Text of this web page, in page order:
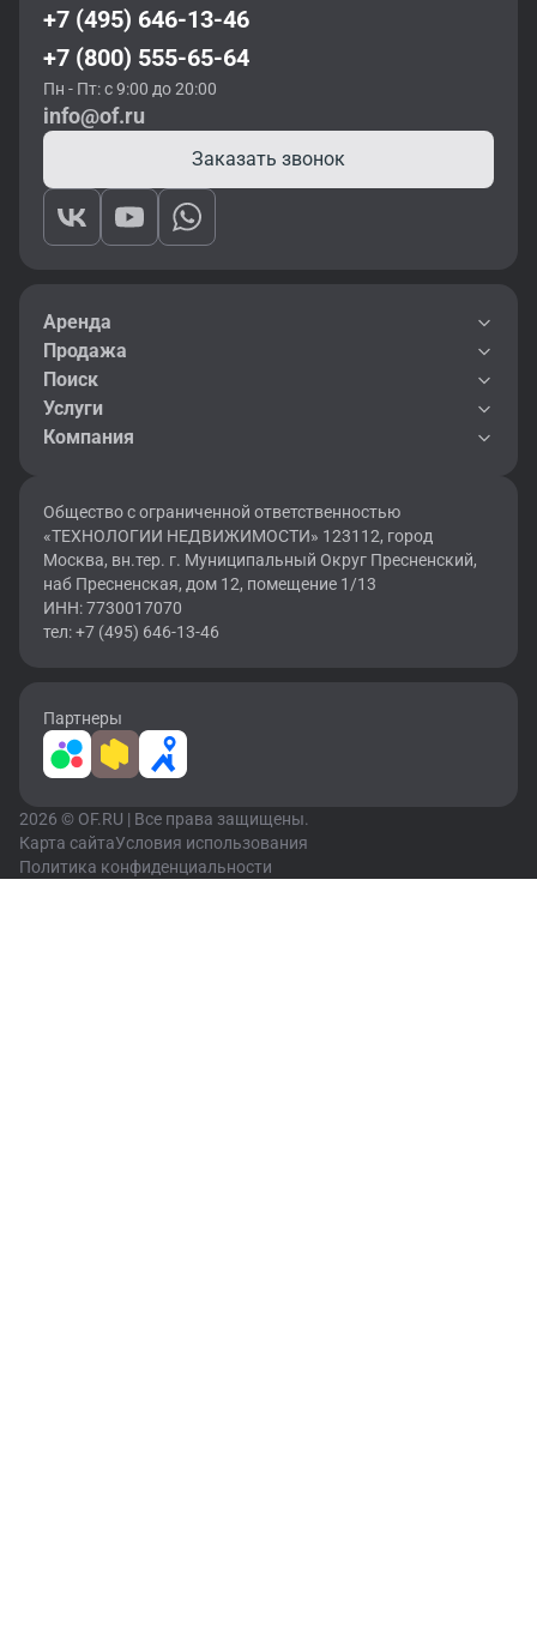
+7 (495) 646-13-46
+7 (800) 555-65-64
Пн - Пт: с 9:00 до 20:00
info@of.ru
Заказать звонок
Аренда
Продажа
Поиск
Услуги
Компания
Общество с ограниченной ответственностью
«ТЕХНОЛОГИИ НЕДВИЖИМОСТИ» 123112, город
Москва, вн.тер. г. Муниципальный Округ Пресненский,
наб Пресненская, дом 12, помещение 1/13
ИНН: 7730017070
тел: +7 (495) 646-13-46
Партнеры
2026 © OF.RU | Все права защищены.
Карта сайтаУсловия использования
Политика конфиденциальности